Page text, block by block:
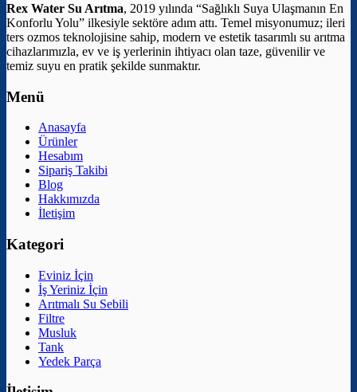
Rex Water Su Arıtma, 2019 yılında “Sağlıklı Suya Ulaşmanın En
Konforlu Yolu” ilkesiyle sektöre adım attı. Temel misyonumuz; ileri
ters ozmos teknolojisine sahip, modern ve estetik tasarımlı su arıtma
cihazlarımızla, ev ve iş yerlerinin ihtiyacı olan taze, güvenilir ve
temiz suyu en pratik şekilde sunmaktır.
Menü
Anasayfa
Ürünler
Hesabım
Sipariş Takibi
Blog
Hakkımızda
İletişim
Kategori
Eviniz İçin
İş Yeriniz İçin
Arıtmalı Su Sebili
Filtre
Musluk
Tank
Yedek Parça